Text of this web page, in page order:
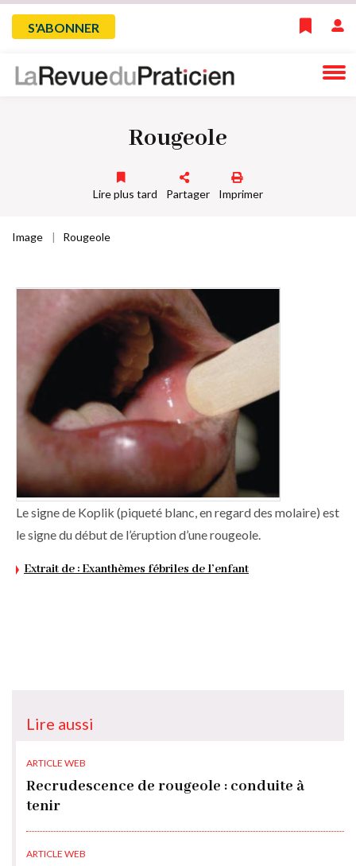
Skip
navigation
Menu
du
l'utilisateur
S'ABONNER
Rougeole
Lire plus tard Partager Imprimer
Fil
d'Ariane
Image Rougeole
Le signe de Koplik (piqueté blanc, en regard des molaire) est
le signe du début de l’éruption d’une rougeole.
Extrait de : Exanthèmes fébriles de l’enfant
Lire aussi
ARTICLE WEB
Recrudescence de rougeole : conduite à
tenir
ARTICLE WEB